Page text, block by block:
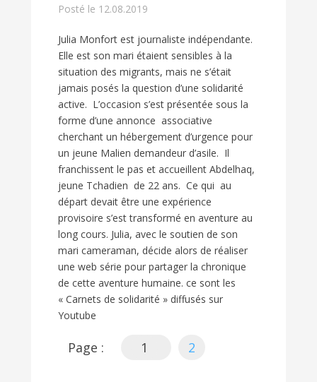
Posté le 12.08.2019
Julia Monfort est journaliste indépendante.
Elle est son mari étaient sensibles à la
situation des migrants, mais ne s’était
jamais posés la question d’une solidarité
active. L’occasion s’est présentée sous la
forme d’une annonce associative
cherchant un hébergement d’urgence pour
un jeune Malien demandeur d’asile. Il
franchissent le pas et accueillent Abdelhaq,
jeune Tchadien de 22 ans. Ce qui au
départ devait être une expérience
provisoire s’est transformé en aventure au
long cours. Julia, avec le soutien de son
mari cameraman, décide alors de réaliser
une web série pour partager la chronique
de cette aventure humaine. ce sont les
« Carnets de solidarité » diffusés sur
Youtube
Page : 1 2